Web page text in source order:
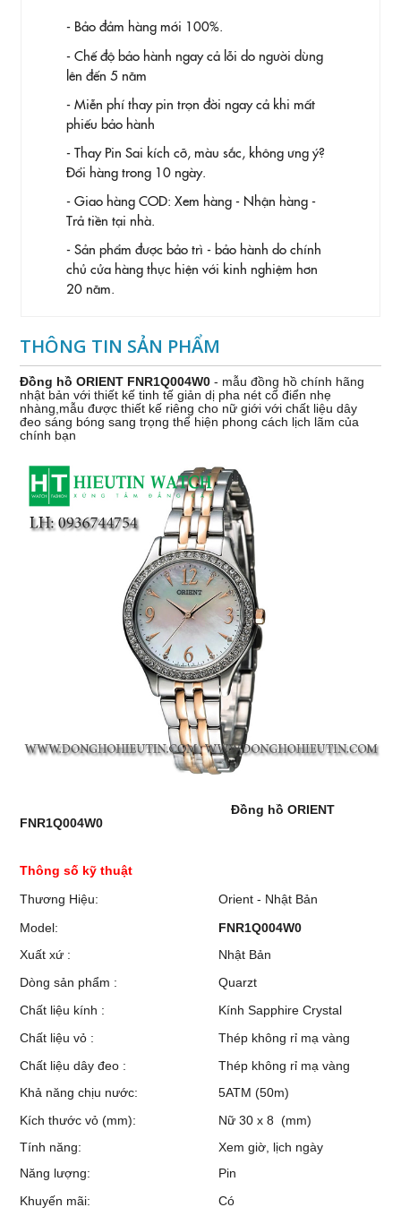
- Bảo đảm hàng mới 100%.
- Chế độ bảo hành ngay cả lỗi do người dùng
lên đến 5 năm
- Miễn phí thay pin trọn đời ngay cả khi mất
phiếu bảo hành
- Thay Pin Sai kích cỡ, màu sắc, không ưng ý?
Đổi hàng trong 10 ngày.
- Giao hàng COD: Xem hàng - Nhận hàng -
Trả tiền tại nhà.
- Sản phẩm được bảo trì - bảo hành do chính
chủ cửa hàng thực hiện với kinh nghiệm hơn
20 năm.
THÔNG TIN SẢN PHẨM
Đồng hồ ORIENT FNR1Q004W0 - mẫu đồng hồ chính hãng
nhật bản với thiết kế tinh tế giản dị pha nét cổ điển nhẹ
nhàng,mẫu được thiết kế riêng cho nữ giới với chất liệu dây
đeo sáng bóng sang trọng thể hiện phong cách lịch lãm của
chính bạn
Đồng hồ ORIENT
FNR1Q004W0
Thông số kỹ thuật
Thương Hiệu:
Orient - Nhật Bản
Model:
FNR1Q004W0
Xuất xứ :
Nhật Bản
Dòng sản phẩm :
Quarzt
Chất liệu kính :
Kính Sapphire Crystal
Chất liệu vỏ :
Thép không rỉ mạ vàng
Chất liệu dây đeo :
Thép không rỉ mạ vàng
Khả năng chịu nước:
5ATM (50m)
Kích thước vỏ (mm):
Nữ 30 x 8 (mm)
Tính năng:
Xem giờ, lịch ngày
Năng lượng:
Pin
Khuyến mãi:
Có